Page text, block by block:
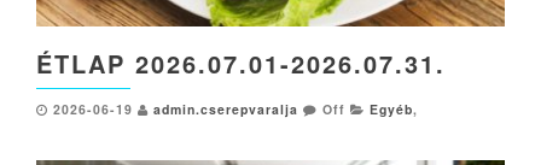
ÉTLAP 2026.07.01-2026.07.31.
2026-06-19 admin.cserepvaralja Off Egyéb,